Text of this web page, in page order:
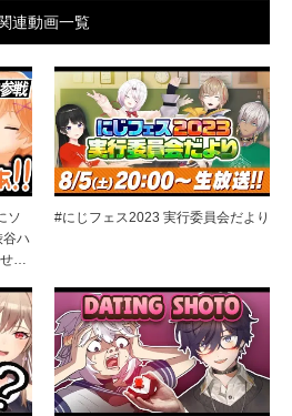
連動画一覧
ソ
ハ
…
#にじフェス2023 実行委員会だより